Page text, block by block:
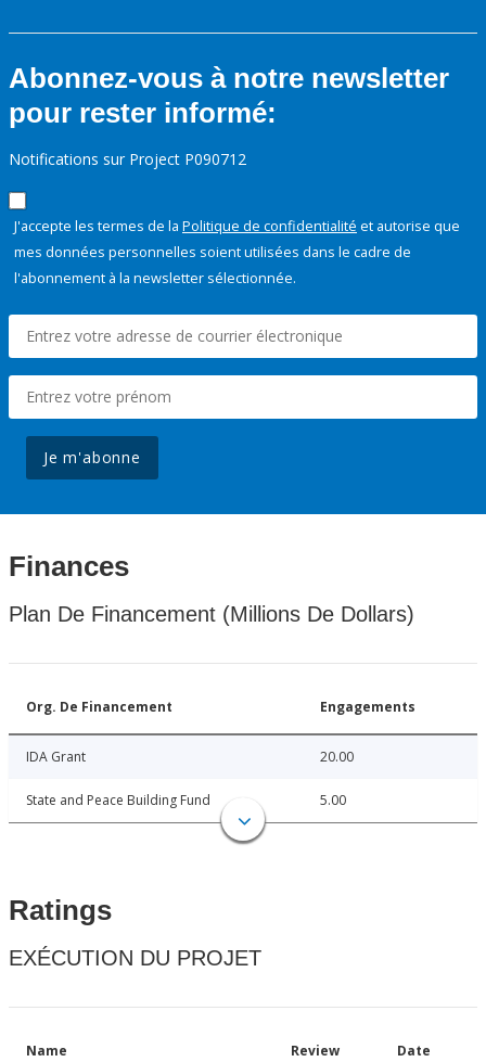
Abonnez-vous à notre newsletter
pour rester informé:
Notifications sur Project P090712
J'accepte les termes de la Politique de confidentialité et autorise que
mes données personnelles soient utilisées dans le cadre de
l'abonnement à la newsletter sélectionnée.
Je m'abonne
Finances
Plan De Financement (Millions De Dollars)
Org. De Financement Engagements
IDA Grant 20.00
State and Peace Building Fund 5.00
Ratings
EXÉCUTION DU PROJET
Name Review Date